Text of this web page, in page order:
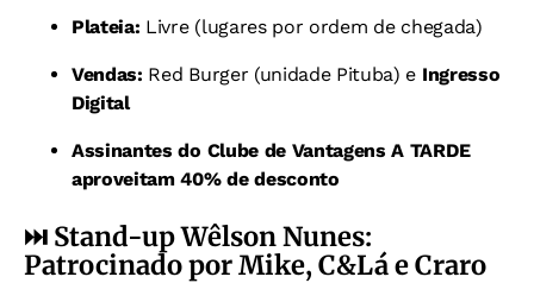
Plateia: Livre (lugares por ordem de chegada)
Vendas: Red Burger (unidade Pituba) e Ingresso
Digital
Assinantes do Clube de Vantagens A TARDE
aproveitam 40% de desconto
⏭️ Stand-upWêlson Nunes:
Patrocinado por Mike, C&Lá e Craro